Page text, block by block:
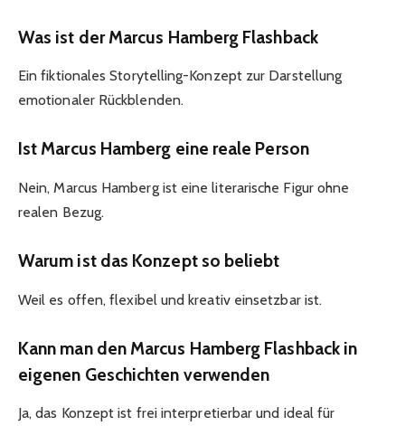
Was ist der Marcus Hamberg Flashback
Ein fiktionales Storytelling-Konzept zur Darstellung
emotionaler Rückblenden.
Ist Marcus Hamberg eine reale Person
Nein, Marcus Hamberg ist eine literarische Figur ohne
realen Bezug.
Warum ist das Konzept so beliebt
Weil es offen, flexibel und kreativ einsetzbar ist.
Kann man den Marcus Hamberg Flashback in
eigenen Geschichten verwenden
Ja, das Konzept ist frei interpretierbar und ideal für